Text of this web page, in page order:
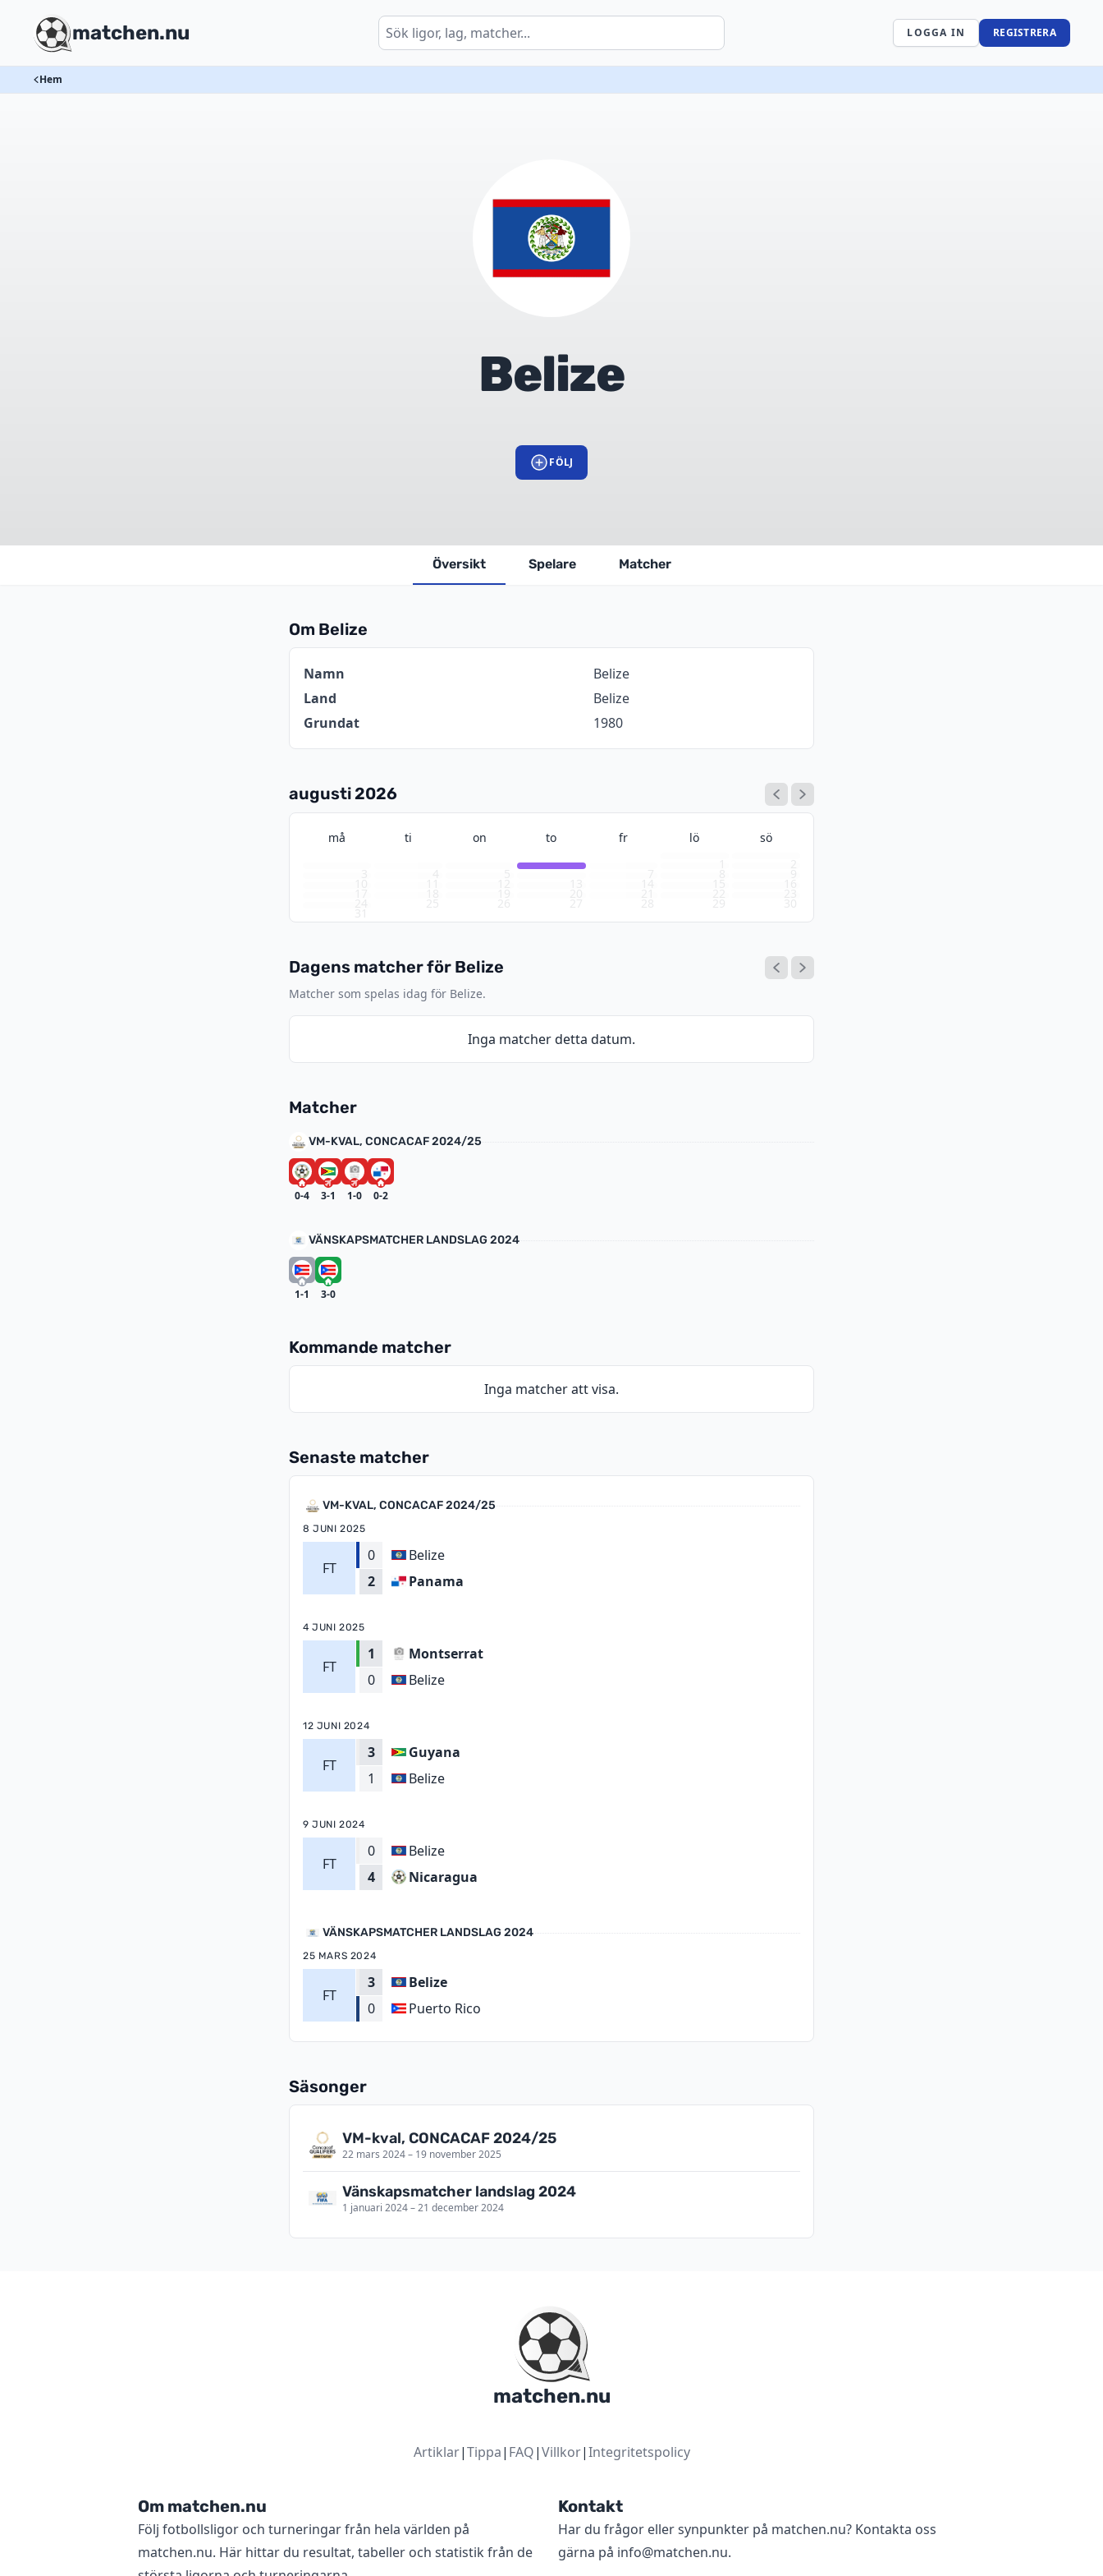
matchen.nu LOGGA IN REGISTRERA
Hem
Belize
FÖLJ
Översikt Spelare Matcher
Om Belize
Information
Namn
Belize
Land
Belize
Grundat
1980
augusti 2026
må ti on to fr lö
sö
6
Dagens matcher för Belize
Matcher som spelas idag för Belize.
Inga matcher detta datum.
Matcher
VM-KVAL, CONCACAF 2024/25
0-4 3-1 1-0 0-2
VÄNSKAPSMATCHER LANDSLAG 2024
1-1 3-0
Kommande matcher
Inga matcher att visa.
Senaste matcher
VM-KVAL, CONCACAF 2024/25
8 JUNI 2025
FT
0
2
Belize
Panama
4 JUNI 2025
FT
1
0
Montserrat
Belize
12 JUNI 2024
FT
3
1
Guyana
Belize
9 JUNI 2024
FT
0
4
Belize
Nicaragua
VÄNSKAPSMATCHER LANDSLAG 2024
25 MARS 2024
FT
3
0
Belize
Puerto Rico
Säsonger
VM-kval, CONCACAF 2024/25
22 mars 2024 – 19 november 2025
Vänskapsmatcher landslag 2024
1 januari 2024 – 21 december 2024
matchen.nu
Artiklar|Tippa| FAQ|Villkor|Integritetspolicy
Om matchen.nu
Följ fotbollsligor och turneringar från hela världen på
matchen.nu. Här hittar du resultat, tabeller och statistik från de
Kontakt
Har du frågor eller synpunkter på matchen.nu? Kontakta oss
gärna på info@matchen.nu.